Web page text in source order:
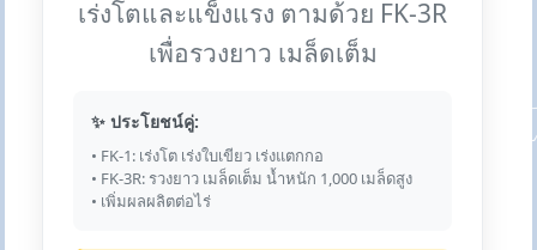
เร่งโตและแข็งแรง ตามด้วย FK-3R
เพื่อรวงยาว เมล็ดเต็ม
✨ ประโยชน์คู่:
• FK-1: เร่งโต เร่งใบเขียว เร่งแตกกอ
• FK-3R: รวงยาว เมล็ดเต็ม น้ำหนัก 1,000 เมล็ดสูง
• เพิ่มผลผลิตต่อไร่